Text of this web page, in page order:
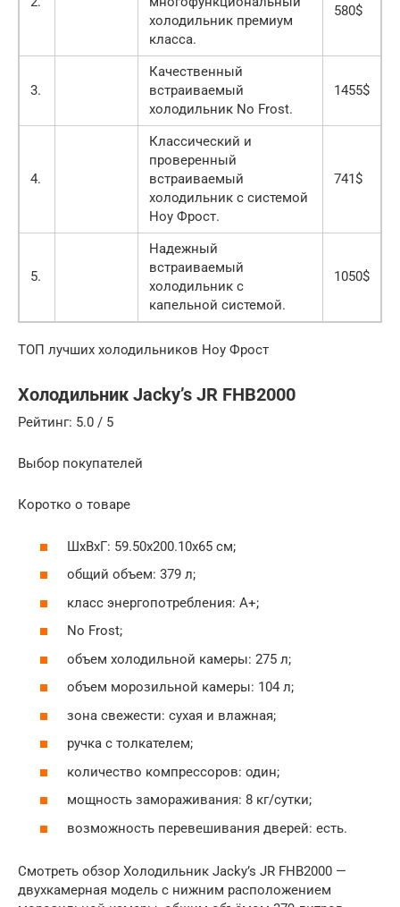
холодильник премиум
класса.
580$
3.
Качественный
встраиваемый
холодильник No Frost.
1455$
4.
Классический и
проверенный
встраиваемый
холодильник с системой
Ноу Фрост.
741$
5.
Надежный
встраиваемый
холодильник с
капельной системой.
1050$
ТОП лучших холодильников Ноу Фрост
Холодильник Jacky’s JR FHB2000
Рейтинг: 5.0 / 5
Выбор покупателей
Коротко о товаре
ШхВхГ: 59.50х200.10х65 см;
общий объем: 379 л;
класс энергопотребления: A+;
No Frost;
объем холодильной камеры: 275 л;
объем морозильной камеры: 104 л;
зона свежести: сухая и влажная;
ручка с толкателем;
количество компрессоров: один;
мощность замораживания: 8 кг/сутки;
возможность перевешивания дверей: есть.
Смотреть обзор Холодильник Jacky’s JR FHB2000 —
двухкамерная модель с нижним расположением